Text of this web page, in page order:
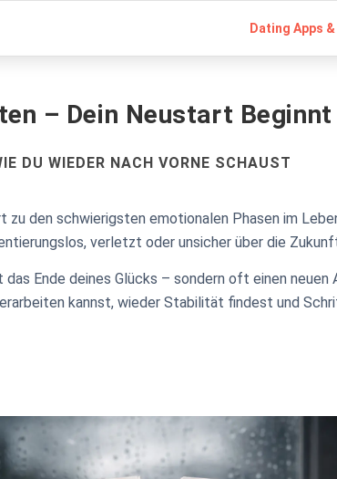
Dating Apps
– Dein Neustart
DU WIEDER NACH VORNE SCHAUST
zu den schwierigsten emotionalen Phasen im
verletzt oder unsicher über die
Ende deines Glücks – sondern oft einen neuen
kannst, wieder Stabilität findest und